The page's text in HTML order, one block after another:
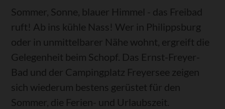
geöffnet
Sommer, Sonne, blauer Himmel - das Freibad
ruft! Ab ins kühle Nass! Wer in Philippsburg
oder in unmittelbarer Nähe wohnt, ergreift die
Gelegenheit beim Schopf. Das Ernst-Freyer-
Bad und der Campingplatz Freyersee zeigen
sich wiederum bestens gerüstet für den
Sommer, die Ferien- und Urlaubszeit.